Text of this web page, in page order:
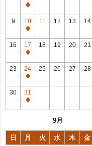
休
館
日
9
10
休
館
日
11 12 13 14
16
17
休
館
日
18 19 20 21
23
24
休
館
日
25 26 27 28
30
31
休
9月
日 月 火 水 木 金